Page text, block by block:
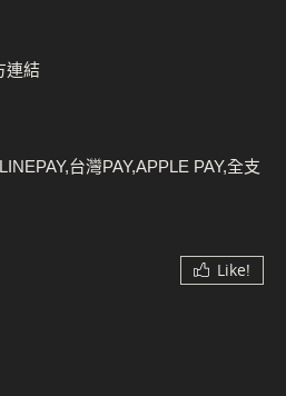
連結
台灣PAY,APPLE PAY,全支
Like!